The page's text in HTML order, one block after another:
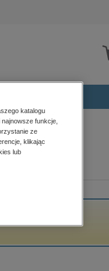
katalogu
funkcje,
ze
klikając
lub